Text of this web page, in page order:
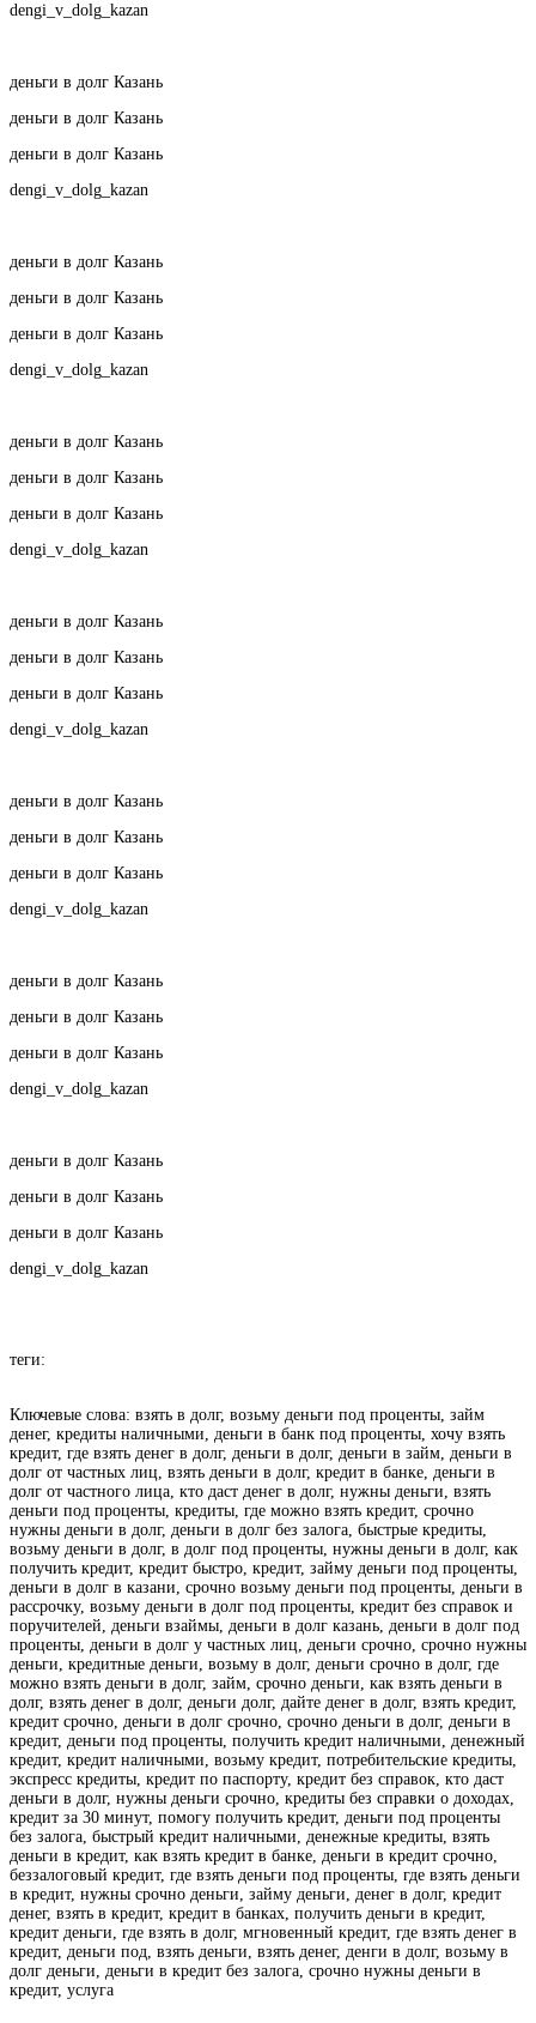
dengi_v_dolg_kazan
деньги в долг Казань
деньги в долг Казань
деньги в долг Казань
dengi_v_dolg_kazan
деньги в долг Казань
деньги в долг Казань
деньги в долг Казань
dengi_v_dolg_kazan
деньги в долг Казань
деньги в долг Казань
деньги в долг Казань
dengi_v_dolg_kazan
деньги в долг Казань
деньги в долг Казань
деньги в долг Казань
dengi_v_dolg_kazan
деньги в долг Казань
деньги в долг Казань
деньги в долг Казань
dengi_v_dolg_kazan
деньги в долг Казань
деньги в долг Казань
деньги в долг Казань
dengi_v_dolg_kazan
деньги в долг Казань
деньги в долг Казань
деньги в долг Казань
dengi_v_dolg_kazan
теги:
Ключевые слова: взять в долг, возьму деньги под проценты, займ
денег, кредиты наличными, деньги в банк под проценты, хочу взять
кредит, где взять денег в долг, деньги в долг, деньги в займ, деньги в
долг от частных лиц, взять деньги в долг, кредит в банке, деньги в
долг от частного лица, кто даст денег в долг, нужны деньги, взять
деньги под проценты, кредиты, где можно взять кредит, срочно
нужны деньги в долг, деньги в долг без залога, быстрые кредиты,
возьму деньги в долг, в долг под проценты, нужны деньги в долг, как
получить кредит, кредит быстро, кредит, займу деньги под проценты,
деньги в долг в казани, срочно возьму деньги под проценты, деньги в
рассрочку, возьму деньги в долг под проценты, кредит без справок и
поручителей, деньги взаймы, деньги в долг казань, деньги в долг под
проценты, деньги в долг у частных лиц, деньги срочно, срочно нужны
деньги, кредитные деньги, возьму в долг, деньги срочно в долг, где
можно взять деньги в долг, займ, срочно деньги, как взять деньги в
долг, взять денег в долг, деньги долг, дайте денег в долг, взять кредит,
кредит срочно, деньги в долг срочно, срочно деньги в долг, деньги в
кредит, деньги под проценты, получить кредит наличными, денежный
кредит, кредит наличными, возьму кредит, потребительские кредиты,
экспресс кредиты, кредит по паспорту, кредит без справок, кто даст
деньги в долг, нужны деньги срочно, кредиты без справки о доходах,
кредит за 30 минут, помогу получить кредит, деньги под проценты
без залога, быстрый кредит наличными, денежные кредиты, взять
деньги в кредит, как взять кредит в банке, деньги в кредит срочно,
беззалоговый кредит, где взять деньги под проценты, где взять деньги
в кредит, нужны срочно деньги, займу деньги, денег в долг, кредит
денег, взять в кредит, кредит в банках, получить деньги в кредит,
кредит деньги, где взять в долг, мгновенный кредит, где взять денег в
кредит, деньги под, взять деньги, взять денег, денги в долг, возьму в
долг деньги, деньги в кредит без залога, срочно нужны деньги в
кредит, услуга